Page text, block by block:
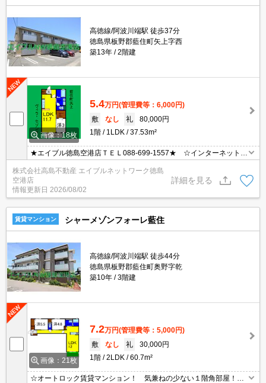
高徳線/阿波川端駅 徒歩37分
徳島県板野郡藍住町矢上字西
築13年
2階建
画像：18枚
5.4万円(管理費等：6,000円)
敷
なし 礼
80,000円
1階
1LDK 37.53m²
★エイブル徳島空港店ＴＥＬ088-699-1557★ ☆インターネット無
料！通信費がオトク♪ ベッドルームにぴったり３帖！収納スペース
広々でオススメ♪☆ ☆家賃カード払い可☆
株式会社高島不動産 エイブルネットワーク徳島
空港店
情報更新日 2026/08/02
詳細を見る
賃貸マンション シャーメゾンフォーレ藍住
高徳線/阿波川端駅 徒歩44分
徳島県板野郡藍住町奥野字乾
築10年
3階建
画像：21枚
7.2万円(管理費等：5,000円)
敷
なし 礼
30,000円
1階
2LDK 60.7m²
☆オートロック賃貸マンション！ 気兼ねの少ない１階角部屋！